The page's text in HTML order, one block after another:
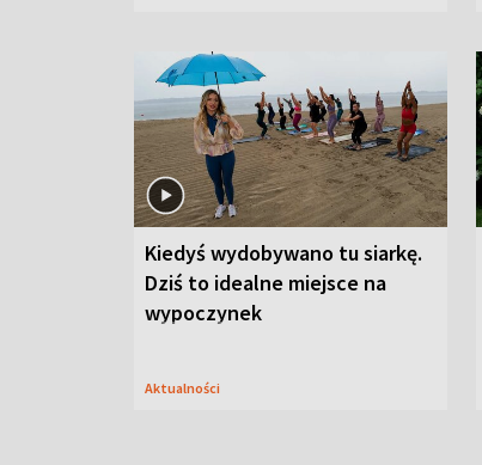
Kiedyś wydobywano tu siarkę.
Dziś to idealne miejsce na
wypoczynek
Aktualności